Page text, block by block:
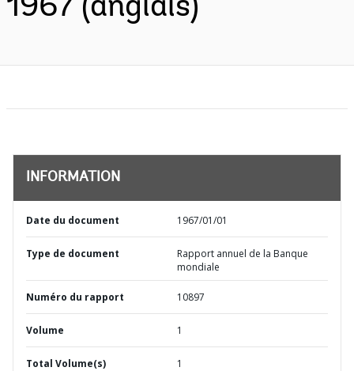
1967 (anglais)
INFORMATION
Date du document 1967/01/01
Type de document
Rapport annuel de la Banque
mondiale
Numéro du rapport 10897
Volume 1
Total Volume(s) 1